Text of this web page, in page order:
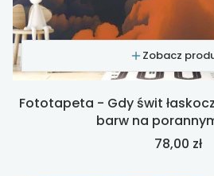
Zobacz
Fototapeta - Gdy świt
barw na
Cena
78,00 zł